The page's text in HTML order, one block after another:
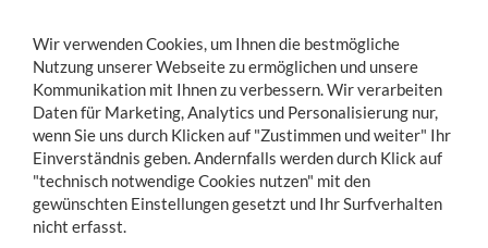
Toggle
navigation
MENÜ KONTO WARENKORB
Sie sind hier: Transportwagen Rollbehälter
Wir verwenden Cookies, um Ihnen die bestmögliche
Nutzung unserer Webseite zu ermöglichen und unsere
Kommunikation mit Ihnen zu verbessern. Wir verarbeiten
Daten für Marketing, Analytics und Personalisierung nur,
wenn Sie uns durch Klicken auf "Zustimmen und weiter" Ihr
Einverständnis geben. Andernfalls werden durch Klick auf
"technisch notwendige Cookies nutzen" mit den
gewünschten Einstellungen gesetzt und Ihr Surfverhalten
nicht erfasst.